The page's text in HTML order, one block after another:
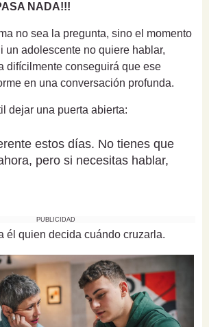
NADA!!!
no sea la pregunta, sino el momento
un adolescente no quiere hablar,
difícilmente conseguirá que ese
en una conversación profunda.
dejar una puerta abierta:
estos días. No tienes que
pero si necesitas hablar,
PUBLICIDAD
él quien decida cuándo cruzarla.